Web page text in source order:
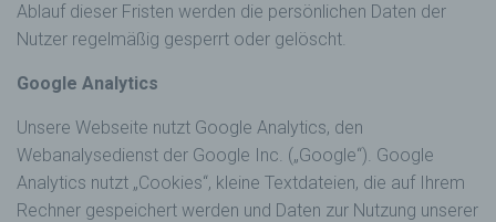
Ablauf dieser Fristen werden die persönlichen Daten der
Nutzer regelmäßig gesperrt oder gelöscht.
Google Analytics
Unsere Webseite nutzt Google Analytics, den
Webanalysedienst der Google Inc. („Google“). Google
Analytics nutzt „Cookies“, kleine Textdateien, die auf Ihrem
Rechner gespeichert werden und Daten zur Nutzung unserer